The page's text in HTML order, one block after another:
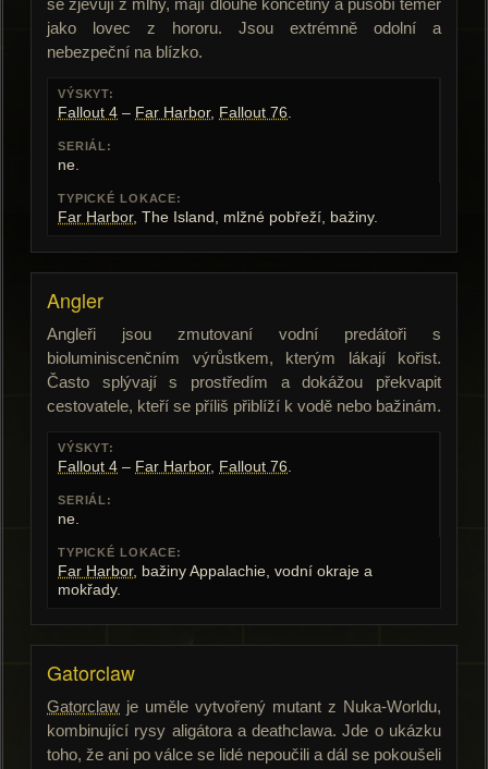
se zjevují z mlhy, mají dlouhé končetiny a působí téměř
jako lovec z hororu. Jsou extrémně odolní a
nebezpeční na blízko.
VÝSKYT:
Fallout 4 – Far Harbor, Fallout 76.
SERIÁL:
ne.
TYPICKÉ LOKACE:
Far Harbor, The Island, mlžné pobřeží, bažiny.
Angler
Angleři jsou zmutovaní vodní predátoři s
bioluminiscenčním výrůstkem, kterým lákají kořist.
Často splývají s prostředím a dokážou překvapit
cestovatele, kteří se příliš přiblíží k vodě nebo bažinám.
VÝSKYT:
Fallout 4 – Far Harbor, Fallout 76.
SERIÁL:
ne.
TYPICKÉ LOKACE:
Far Harbor, bažiny Appalachie, vodní okraje a
mokřady.
Gatorclaw
Gatorclaw je uměle vytvořený mutant z Nuka-Worldu,
kombinující rysy aligátora a deathclawa. Jde o ukázku
toho, že ani po válce se lidé nepoučili a dál se pokoušeli